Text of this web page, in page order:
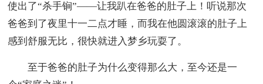
使出了“杀手锏”——让我趴在爸爸的肚子上！听说那次
爸爸到了夜里十一二点才睡，而我在他圆滚滚的肚子上
感到舒服无比，很快就进入梦乡玩耍了。
至于爸爸的肚子为什么变得那么大，至今还是一